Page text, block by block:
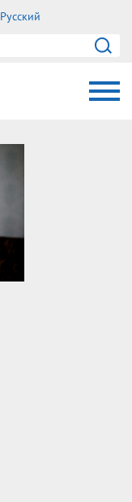
Русский